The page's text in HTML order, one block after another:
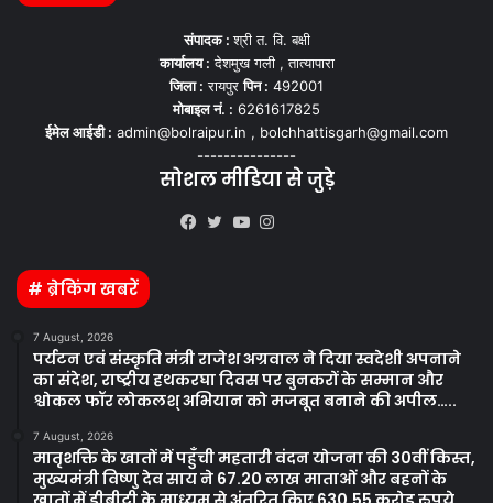
संपादक :श्री त. वि. बक्षी
कार्यालय : देशमुख गली , तात्यापारा
जिला : रायपुरपिन : 492001
मोबाइल नं. : 6261617825
ईमेल आईडी : admin@bolraipur.in , bolchhattisgarh@gmail.com
---------------
सोशल मीडिया से जुड़े
# ब्रेकिंग खबरें
7 August, 2026
पर्यटन एवं संस्कृति मंत्री राजेश अग्रवाल ने दिया स्वदेशी अपनाने
का संदेश, राष्ट्रीय हथकरघा दिवस पर बुनकरों के सम्मान और
श्वोकल फॉर लोकलश् अभियान को मजबूत बनाने की अपील…..
7 August, 2026
मातृशक्ति के खातों में पहुँची महतारी वंदन योजना की 30वीं किस्त,
मुख्यमंत्री विष्णु देव साय ने 67.20 लाख माताओं और बहनों के